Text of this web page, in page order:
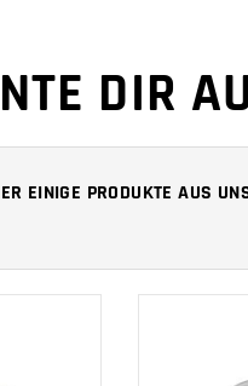
DIR
EINIGE PRODUKTE AUS